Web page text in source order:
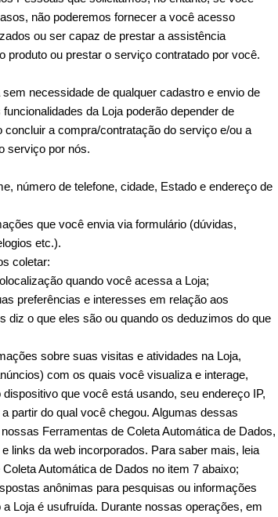
não poderemos fornecer a você acesso
ou ser capaz de prestar a assistência
produto ou prestar o serviço contratado por você.
necessidade de qualquer cadastro e envio de
da Loja poderão depender de
a compra/contratação do serviço e/ou a
serviço por nós.
número de telefone, cidade, Estado e endereço de
que você envia via formulário (dúvidas,
etc.).
coletar:
quando você acessa a Loja;
preferências e interesses em relação aos
diz o que eles são ou quando os deduzimos do que
sobre suas visitas e atividades na Loja,
com os quais você visualiza e interage,
que você está usando, seu endereço IP,
partir do qual você chegou. Algumas dessas
Ferramentas de Coleta Automática de Dados,
links da web incorporados. Para saber mais, leia
Automática de Dados no item 7 abaixo;
anônimas para pesquisas ou informações
Loja é usufruída. Durante nossas operações, em